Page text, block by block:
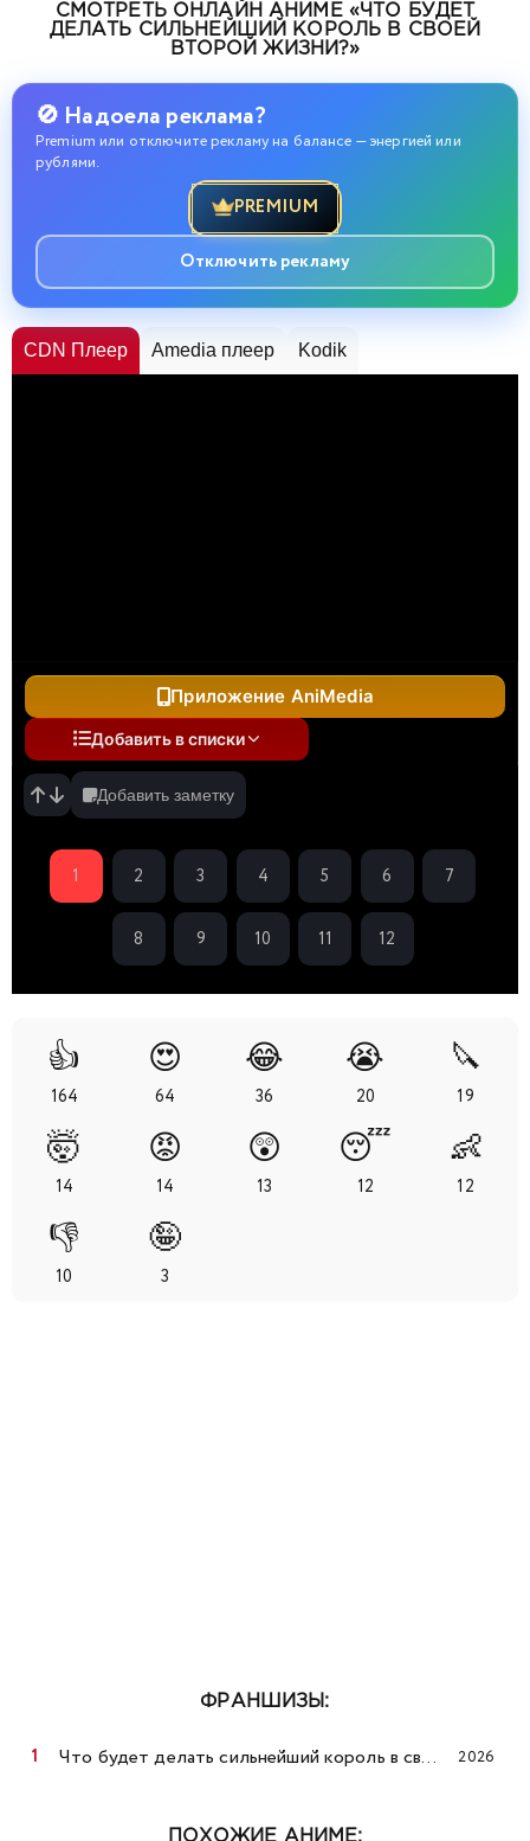
СМОТРЕТЬ ОНЛАЙН АНИМЕ «ЧТО БУДЕТ
ДЕЛАТЬ СИЛЬНЕЙШИЙ КОРОЛЬ В СВОЕЙ
ВТОРОЙ ЖИЗНИ?»
🚫 Надоела реклама?
Premium или отключите рекламу на балансе — энергией или
рублями.
PREMIUM
Отключить рекламу
CDN Плеер Amedia плеер Kodik
Приложение AniMedia
Добавить в списки
Добавить заметку
1 2 3 4 5 6 7
8 9 10 11 12
👍
164
😍
64
😂
36
😭
20
🔪
19
🤯
14
😡
14
😲
13
😴
12
👶
12
👎
10
🤪
3
ФРАНШИЗЫ:
Что будет делать сильнейший король в своей второй жизни? 2 2026
ПОХОЖИЕ АНИМЕ: